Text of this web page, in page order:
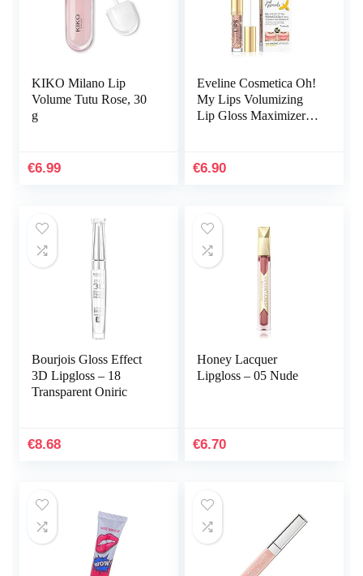
KIKO Milano Lip
Volume Tutu Rose, 30
g
€6.99
Eveline Cosmetica Oh!
My Lips Volumizing
Lip Gloss Maximizer
Lip Enhancer Voor…
€6.90
Bourjois Gloss Effect
3D Lipgloss – 18
Transparent Oniric
€8.68
Honey Lacquer
Lipgloss – 05 Nude
€6.70